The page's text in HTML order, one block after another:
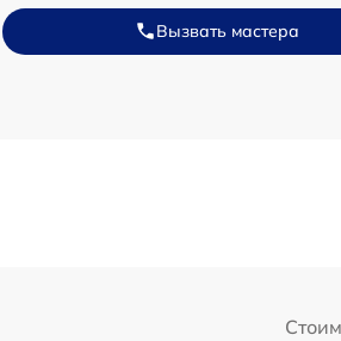
Вызвать мастера